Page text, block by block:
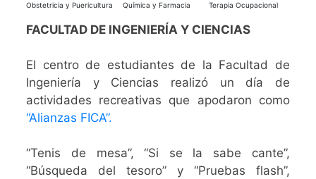
Obstetricia y Puericultura Química y Farmacia Terapia Ocupacional
FACULTAD DE INGENIERÍA Y CIENCIAS
El centro de estudiantes de la Facultad de
Ingeniería y Ciencias realizó un día de
actividades recreativas que apodaron como
“Alianzas FICA”.
“Tenis de mesa”, “Si se la sabe cante”,
“Búsqueda del tesoro” y “Pruebas flash”,